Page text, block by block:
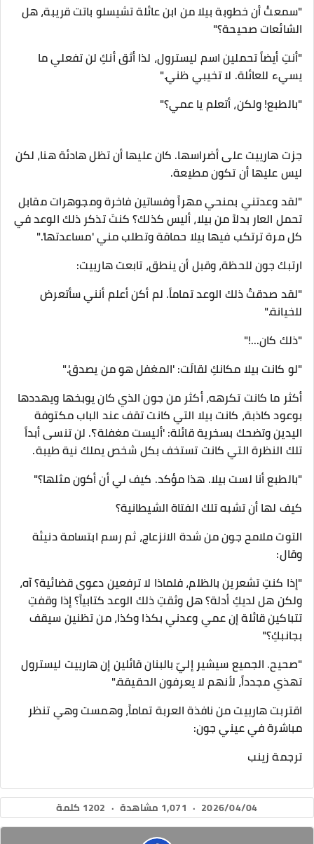
​"سمعتُ أن خطوبة بيلا من ابن عائلة تشيسلو باتت قريبة، هل
الشائعات صحيحة؟"
"أنتِ أيضاً تحملين اسم ليسترول، لذا أثق أنكِ لن تفعلي ما
يسيء للعائلة. لا تخيبي ظني."
"بالطبع! ولكن، أتعلم يا عمي؟"
​جزت هارييت على أضراسها. كان عليها أن تظل هادئة هنا، لكن
ليس عليها أن تكون مطيعة.
​"لقد وعدتني بمنحي مهراً وفساتين فاخرة ومجوهرات مقابل
تحمل العار بدلاً من بيلا، أليس كذلك؟ كنتَ تذكر ذلك الوعد في
كل مرة ترتكب فيها بيلا حماقة وتطلب مني 'مساعدتها'."
​ارتبك جون للحظة، وقبل أن ينطق، تابعت هارييت:
​"لقد صدقتُ ذلك الوعد تماماً. لم أكن أعلم أنني سأتعرض
للخيانة."
"ذلك كان...!"
"لو كانت بيلا مكانكِ لقالَت: 'المغفل هو من يصدق'."
​أكثر ما كانت تكرهه، أكثر من جون الذي كان يوبخها ويهددها
بوعود كاذبة، كانت بيلا التي كانت تقف عند الباب مكتوفة
اليدين وتضحك بسخرية قائلة: 'أليست مغفلة؟'. لن تنسى أبداً
تلك النظرة التي كانت تستخف بكل شخص يملك نية طيبة.
​"بالطبع أنا لست بيلا. هذا مؤكد. كيف لي أن أكون مثلها؟"
​كيف لها أن تشبه تلك الفتاة الشيطانية؟
التوت ملامح جون من شدة الانزعاج، ثم رسم ابتسامة دنيئة
وقال:
"إذا كنتِ تشعرين بالظلم، فلماذا لا ترفعين دعوى قضائية؟ آه،
ولكن هل لديكِ أدلة؟ هل وثقتِ ذلك الوعد كتابياً؟ إذا وقفتِ
تتباكين قائلة إن عمي وعدني بكذا وكذا، من تظنين سيقف
بجانبكِ؟"
"صحيح. الجميع سيشير إليّ بالبنان قائلين إن هارييت ليسترول
تهذي مجدداً، لأنهم لا يعرفون الحقيقة."
​اقتربت هارييت من نافذة العربة تماماً، وهمست وهي تنظر
مباشرة في عيني جون:
ترجمة زينب
2026/04/04
· 1,071 مشاهدة · 1202 كلمة